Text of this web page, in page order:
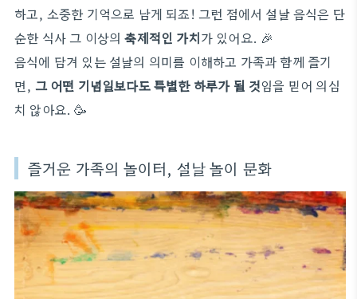
하고, 소중한 기억으로 남게 되죠! 그런 점에서 설날 음식은 단
순한 식사 그 이상의축제적인 가치가 있어요. 🎉
음식에 담겨 있는 설날의 의미를 이해하고 가족과 함께 즐기
면, 그 어떤 기념일보다도 특별한 하루가 될 것임을 믿어 의심
치 않아요. 🥳
즐거운 가족의 놀이터, 설날 놀이 문화